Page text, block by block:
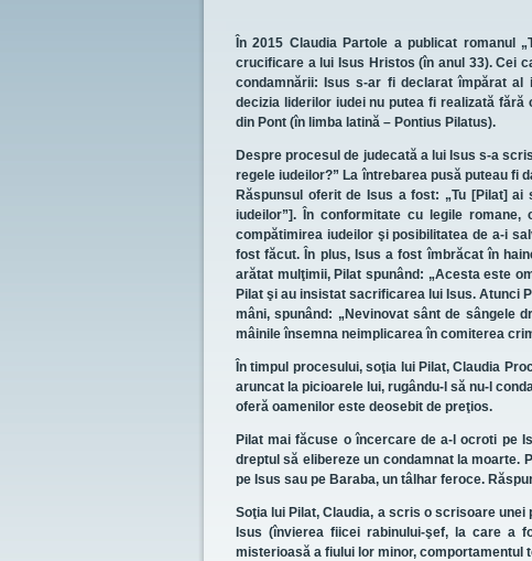
În 2015 Claudia Partole a publicat romanul
crucificare a lui Isus Hristos (în anul 33). Cei
condamnării: Isus s-ar fi declarat împărat al
decizia liderilor iudei nu putea fi realizată
din Pont (în limba latină – Pontius Pilatus).
Despre procesul de judecată a lui Isus s-a
regele iudeilor?” La întrebarea pusă puteau fi
Răspunsul oferit de Isus a fost: „Tu [Pilat]
iudeilor”]. În conformitate cu legile
compătimirea iudeilor şi posibilitatea de a-i
fost făcut. În plus, Isus a fost îmbrăcat în
arătat mulţimii, Pilat spunând: „Acesta este
Pilat şi au insistat sacrificarea lui Isus. Atunci
mâni, spunând: „ Nevinovat sânt de sângele
mâinile însemna neimplicarea în comiterea
În timpul procesului, soţia lui Pilat, Claudia
aruncat la picioarele lui, rugându-l să nu-l
oferă oamenilor este deosebit de preţios.
Pilat mai făcuse o încercare de a-l ocroti pe
dreptul să elibereze un condamnat la moarte.
pe Isus sau pe Baraba, un tâlhar feroce.
Soţia lui Pilat, Claudia, a scris o scrisoare
Isus (învierea fiicei rabinului-şef, la care a
misterioasă a fiului lor minor, comportamentul